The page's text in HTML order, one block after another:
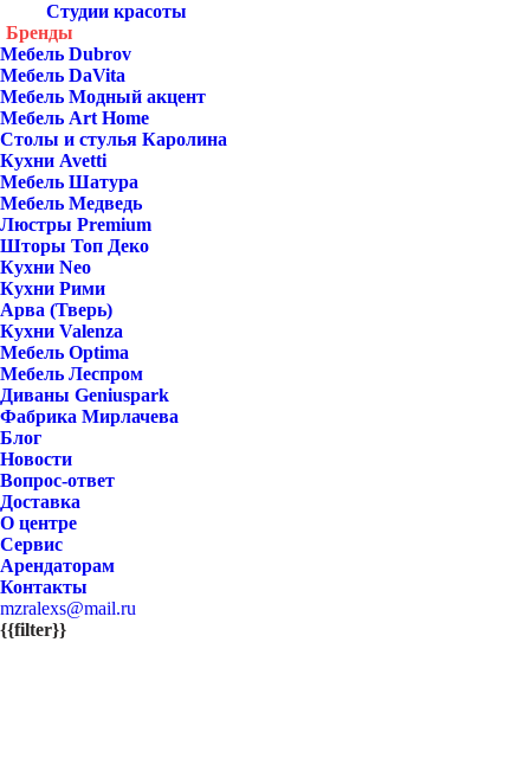
Студии красоты
Бренды
Мебель Dubrov
Мебель DaVita
Мебель Модный акцент
Мебель Art Home
Столы и стулья Каролина
Кухни Avetti
Мебель Шатура
Мебель Медведь
Люстры Premium
Шторы Топ Деко
Кухни Neo
Кухни Рими
Арва (Тверь)
Кухни Valenza
Мебель Optima
Мебель Леспром
Диваны Geniuspark
Фабрика Мирлачева
Блог
Новости
Вопрос-ответ
Доставка
О центре
Сервис
Арендаторам
Контакты
mzralexs@mail.ru
{{filter}}